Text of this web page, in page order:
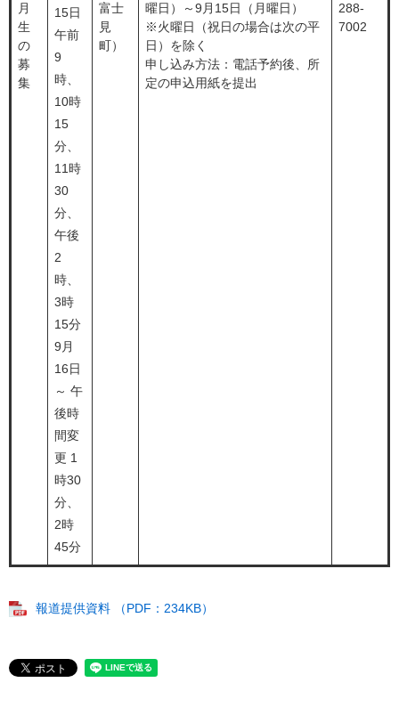
月
生
の
募
集
15日
午前
9
時、
10時
15
分、
11時
30
分、
午後
2
時、
3時
15分
9月
16日
～ 午
後時
間変
更 1
時30
分、
2時
45分
富士
見
町）
曜日）～9月15日（月曜日）
※火曜日（祝日の場合は次の平
日）を除く
申し込み方法：電話予約後、所
定の申込用紙を提出
288-
7002
報道提供資料 （PDF：234KB）